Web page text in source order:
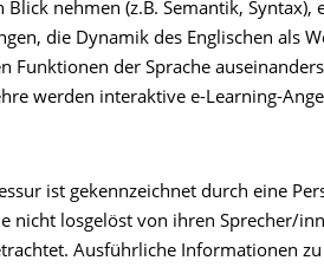
nehmen (z.B. Semantik, Syntax),
die Dynamik des Englischen als
Funktionen der Sprache
werden interaktive e-Learning-
ist gekennzeichnet durch eine
nicht losgelöst von ihren Sprecher/
Ausführliche Informationen zu